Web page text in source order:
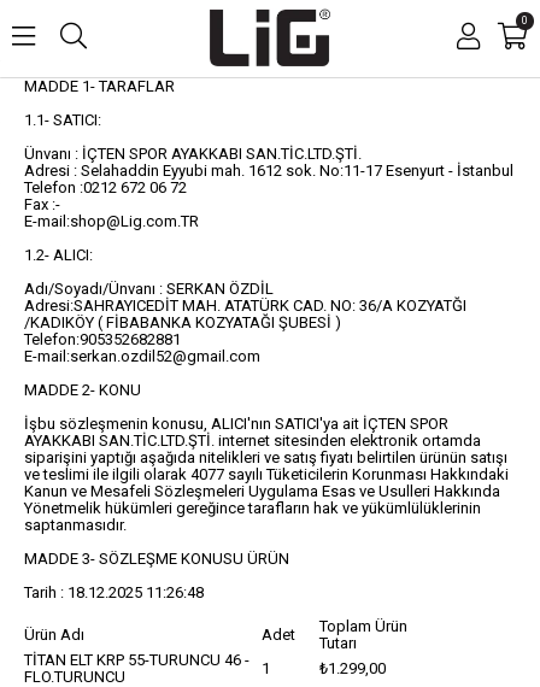
0
MADDE 1- TARAFLAR
1.1- SATICI:
Ünvanı : İÇTEN SPOR AYAKKABI SAN.TİC.LTD.ŞTİ.
Adresi : Selahaddin Eyyubi mah. 1612 sok. No:11-17 Esenyurt - İstanbul
Telefon :0212 672 06 72
Fax :-
E-mail:shop@Lig.com.TR
1.2- ALICI:
Adı/Soyadı/Ünvanı : SERKAN ÖZDİL
Adresi:SAHRAYICEDİT MAH. ATATÜRK CAD. NO: 36/A KOZYATĞI
/KADIKÖY ( FİBABANKA KOZYATAĞI ŞUBESİ )
Telefon:905352682881
E-mail:serkan.ozdil52@gmail.com
MADDE 2- KONU
İşbu sözleşmenin konusu, ALICI'nın SATICI'ya ait İÇTEN SPOR
AYAKKABI SAN.TİC.LTD.ŞTİ. internet sitesinden elektronik ortamda
siparişini yaptığı aşağıda nitelikleri ve satış fiyatı belirtilen ürünün satışı
ve teslimi ile ilgili olarak 4077 sayılı Tüketicilerin Korunması Hakkındaki
Kanun ve Mesafeli Sözleşmeleri Uygulama Esas ve Usulleri Hakkında
Yönetmelik hükümleri gereğince tarafların hak ve yükümlülüklerinin
saptanmasıdır.
MADDE 3- SÖZLEŞME KONUSU ÜRÜN
Tarih : 18.12.2025 11:26:48
Ürün Adı Adet
Toplam Ürün
Tutarı
TİTAN ELT KRP 55-TURUNCU 46 -
FLO.TURUNCU
1 ₺1.299,00